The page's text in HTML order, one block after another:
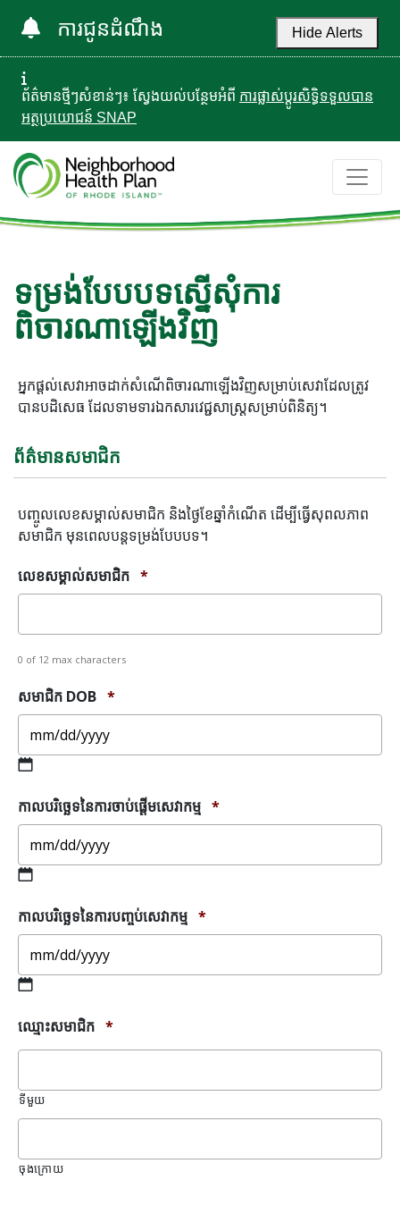
ការជូនដំណឹង Hide Alerts
ព័ត៌មានថ្មីៗសំខាន់ៗ៖ ស្វែងយល់បន្ថែមអំពី ការផ្លាស់ប្តូរសិទ្ធិទទួលបាន
អត្ថប្រយោជន៍ SNAP
ទម្រង់បែបបទស្នើសុំការ
ពិចារណាឡើងវិញ
អ្នកផ្តល់សេវាអាចដាក់សំណើពិចារណាឡើងវិញសម្រាប់សេវាដែលត្រូវ
បានបដិសេធ ដែលទាមទារឯកសារវេជ្ជសាស្ត្រសម្រាប់ពិនិត្យ។
ព័ត៌មានសមាជិក
បញ្ចូលលេខសម្គាល់សមាជិក និងថ្ងៃខែឆ្នាំកំណើត ដើម្បីធ្វើសុពលភាព
សមាជិក មុនពេលបន្តទម្រង់បែបបទ។
លេខសម្គាល់សមាជិក *
0 of 12 max characters
សមាជិក DOB *
slash
DD
slash
YYYY
កាលបរិច្ឆេទនៃការចាប់ផ្តើមសេវាកម្ម *
slash
DD
slash
YYYY
កាលបរិច្ឆេទនៃការបញ្ចប់សេវាកម្ម *
slash
DD
YYYY
ឈ្មោះសមាជិក *
ទីមួយ
ចុងក្រោយ